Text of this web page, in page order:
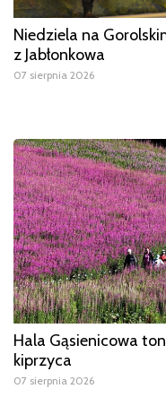
Niedziela na
z Jabłonkowa
07 sierpnia 2026
Hala Gąsienicowa
kiprzyca
07 sierpnia 2026